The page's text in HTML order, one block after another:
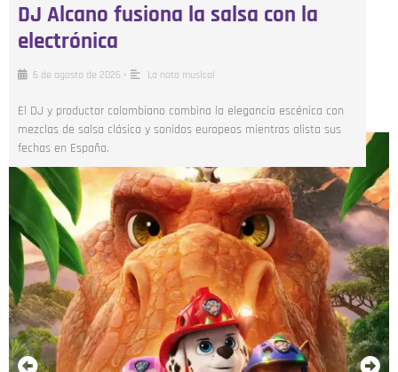
DJ Alcano fusiona la salsa con la
electrónica
6 de agosto de 2026 • La nota musical
El DJ y productor colombiano combina la elegancia escénica con
mezclas de salsa clásica y sonidos europeos mientras alista sus
fechas en España.